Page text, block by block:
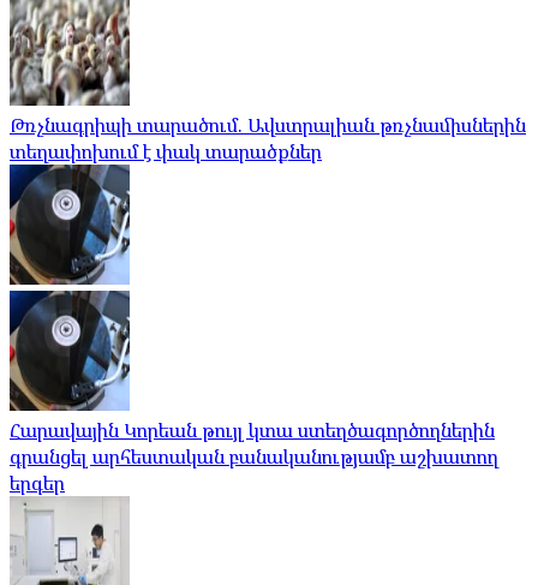
Թռչնագրիպի տարածում. Ավստրալիան թռչնամիսներին
տեղափոխում է փակ տարածքներ
Հարավային Կորեան թույլ կտա ստեղծագործողներին
գրանցել արհեստական ​​բանականությամբ աշխատող
երգեր